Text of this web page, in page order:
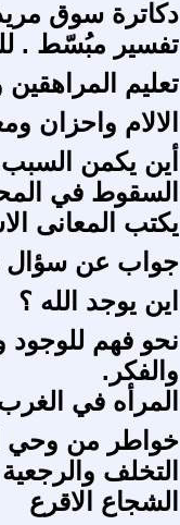
دكاترة سوق
تفسير مبُسّط .
تعليم
الالام واحزان
أين يكمن
السقوط في
يكتب المعانى
جواب عن سؤال
اين يوجد الله ؟
نحو فهم للوجود
والفكر.
المرأه في
خواطر من وحي
التخلف
الشجاع الاقرع